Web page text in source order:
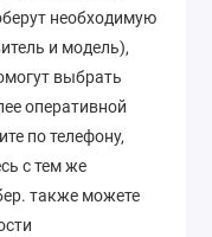
необходимую
и модель),
выбрать
оперативной
по телефону,
с тем же
также можете